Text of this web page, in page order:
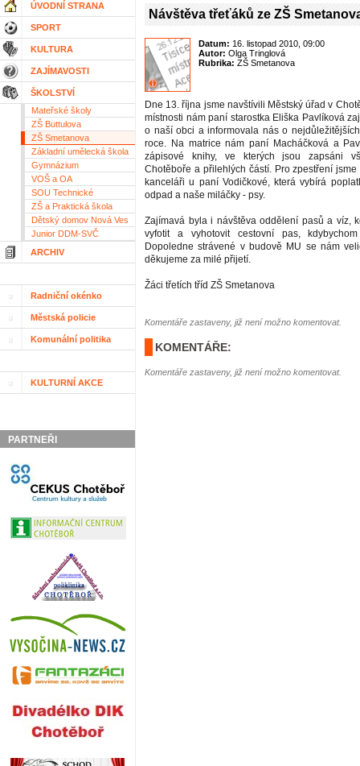
ÚVODNÍ STRANA
SPORT
KULTURA
ZAJÍMAVOSTI
ŠKOLSTVÍ
Mateřské školy
ZŠ Buttulova
ZŠ Smetanova
Základní umělecká škola
Gymnázium
VOŠ a OA
SOU Technické
ZŠ a Praktická škola
Dětský domov Nová Ves
Junior DDM-SVČ
ARCHIV
Radniční okénko
Městská policie
Komunální politika
KULTURNÍ AKCE
PARTNEŘI
Návštěva třeťáků ze ZŠ
Datum: 16. listopad 2010, 09:00
Autor: Olga Tringlová
Rubrika: ZŠ Smetanova
Dne 13. října jsme navštívili Městský úřad v
místnosti nám paní starostka Eliška Pavlíková
o naší obci a informovala nás o
roce. Na matrice nám paní Macháčková a
zápisové knihy, ve kterých jsou zapsáni
Chotěboře a přilehlých částí. Pro zpestření
kanceláři u paní Vodičkové, která vybírá
odpad a naše miláčky - psy.
Zajímavá byla i návštěva oddělení pasů a víz,
vyfotit a vyhotovit cestovní pas,
Dopoledne strávené v budově MU se nám
děkujeme za milé přijetí.
Žáci třetích tříd ZŠ Smetanova
Komentáře zastaveny, již není možno komentovat.
KOMENTÁŘE:
Komentáře zastaveny, již není možno komentovat.